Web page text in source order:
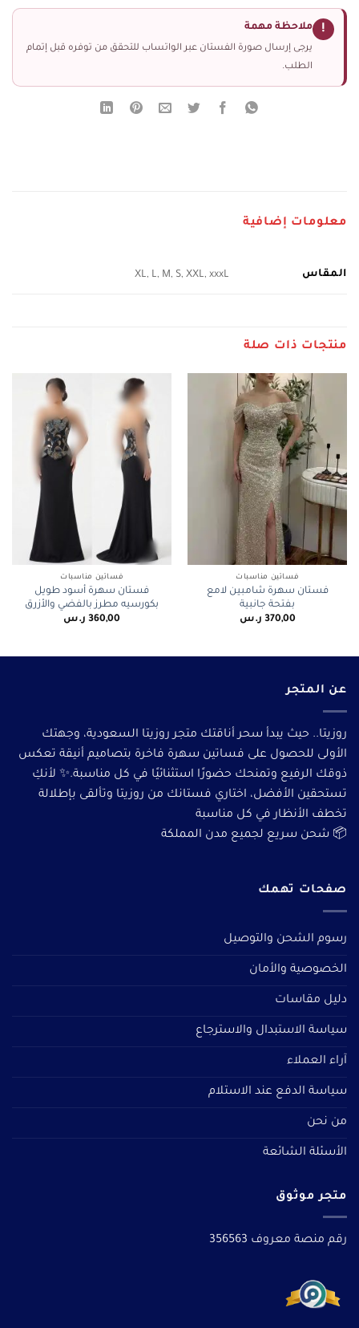
! ملاحظة مهمة
يرجى إرسال صورة الفستان عبر الواتساب للتحقق من توفره قبل إتمام
الطلب.
معلومات إضافية
المقاس XL, L, M, S, XXL, xxxL
منتجات ذات صلة
فساتين مناسبات
فستان سهرة شامبين لامع
بفتحة جانبية
370,00 ر.س
فساتين مناسبات
فستان سهرة أسود طويل
بكورسيه مطرز بالفضي والأزرق
360,00 ر.س
عن المتجر
روزيتا.. حيث يبدأ سحر أناقتك متجر روزيتا السعودية، وجهتك
الأولى للحصول على فساتين سهرة فاخرة بتصاميم أنيقة تعكس
ذوقك الرفيع وتمنحك حضورًا استثنائيًا في كل مناسبة.✨ لأنكِ
تستحقين الأفضل، اختاري فستانك من روزيتا وتألقى بإطلالة
تخطف الأنظار في كل مناسبة
📦 شحن سريع لجميع مدن المملكة
صفحات تهمك
رسوم الشحن والتوصيل
الخصوصية والأمان
دليل مقاسات
سياسة الاستبدال والاسترجاع
آراء العملاء
سياسة الدفع عند الاستلام
من نحن
الأسئلة الشائعة
متجر موثوق
رقم منصة معروف 356563